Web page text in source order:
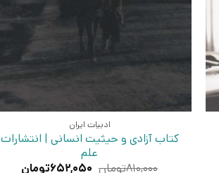
ادبیات ایران
کتاب آزادی و حیثیت انسانی | انتشارات
علم
۸۱۰,۰۰۰تومان قیمت
۶۵۲,۰۵۰تومانقیمت